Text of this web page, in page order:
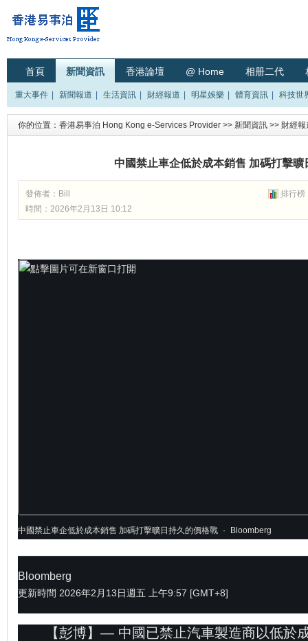
首頁 新聞資訊 香港論壇 @ Home 相册二代
重大事件 新聞報道 生活資訊 財經報道 明星娛樂 體育資訊 科技世
你的位置： 香港易事泊 Hong Kong e-Services Provider >> 新聞資訊 >> 財經報
中國禁止車企低於成本銷售 加碼打擊曠
排行榜
發佈者： Bill
時間：2026年2月13日 10:12
中國禁止車企低於成本銷售 加碼打擊曠日持久的價格戰 · Bloomberg
Bloomberg
更新時間 2026年2月13日週五 上午9:57 [GMT+8]
【彭博】— 中國已禁止汽車製造商以低於